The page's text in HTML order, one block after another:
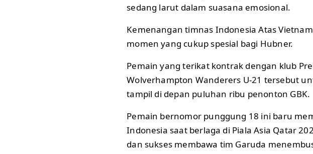
sedang larut dalam suasana emosional.
Kemenangan timnas Indonesia Atas
momen yang cukup spesial bagi Hubner.
Pemain yang terikat kontrak dengan klub
Wolverhampton Wanderers U-21 tersebut
tampil di depan puluhan ribu penonton GBK.
Pemain bernomor punggung 18 ini baru
Indonesia saat berlaga di Piala Asia Qatar
dan sukses membawa tim Garuda